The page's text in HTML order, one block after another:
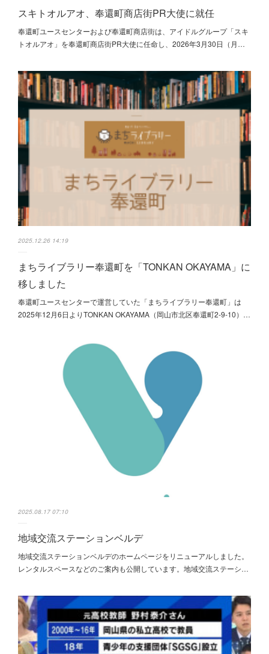
スキトオルアオ、奉還町商店街PR大使に就任
奉還町ユースセンターおよび奉還町商店街は、アイドルグループ「スキ
トオルアオ」を奉還町商店街PR大使に任命し、2026年3月30日（月…
2025.12.26 14:19
まちライブラリー奉還町を「TONKAN OKAYAMA」に
移しました
奉還町ユースセンターで運営していた「まちライブラリー奉還町」は
2025年12月6日よりTONKAN OKAYAMA（岡山市北区奉還町2-9-10）…
2025.08.17 07:10
地域交流ステーションベルデ
地域交流ステーションベルデのホームページをリニューアルしました。
レンタルスペースなどのご案内も公開しています。地域交流ステーシ…